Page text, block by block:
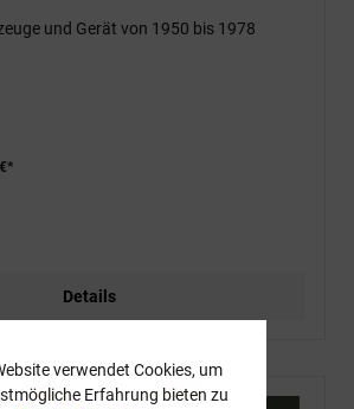
und Gerät von 1950 bis 1978
Details
verwendet Cookies, um
Erfahrung bieten zu